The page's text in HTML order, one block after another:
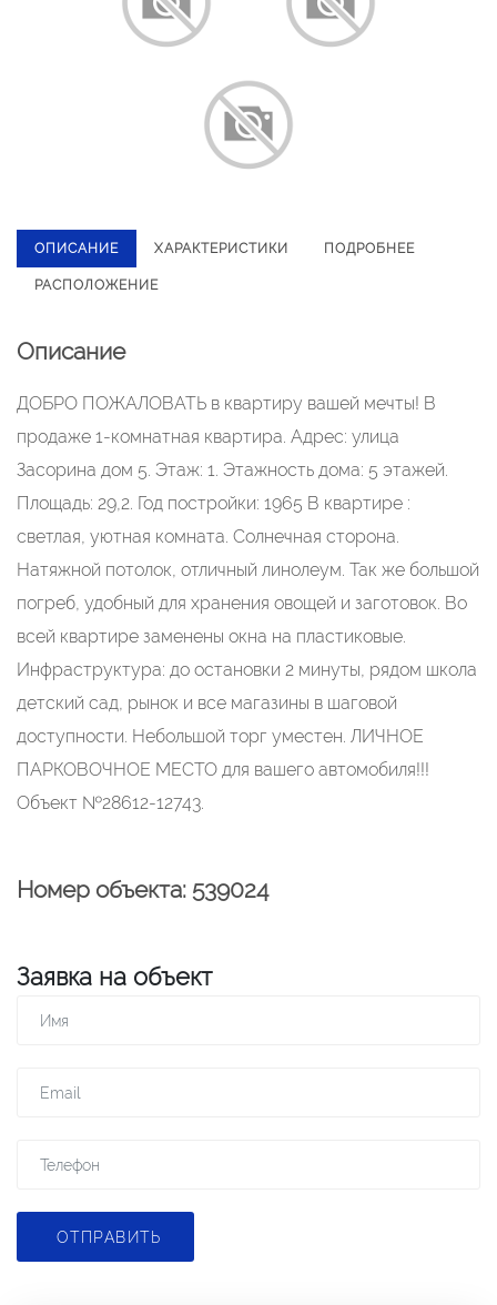
ОПИСАНИЕ ХАРАКТЕРИСТИКИ ПОДРОБНЕЕ
РАСПОЛОЖЕНИЕ
Описание
ДОБРО ПОЖАЛОВАТЬ в квартиру вашей мечты! В
продаже 1-комнатная квартира. Адрес: улица
Засорина дом 5. Этаж: 1. Этажность дома: 5 этажей.
Площадь: 29,2. Год постройки: 1965 В квартире :
светлая, уютная комната. Солнечная сторона.
Натяжной потолок, отличный линолеум. Так же большой
погреб, удобный для хранения овощей и заготовок. Во
всей квартире заменены окна на пластиковые.
Инфраструктура: до остановки 2 минуты, рядом школа
детский сад, рынок и все магазины в шаговой
доступности. Небольшой торг уместен. ЛИЧНОЕ
ПАРКОВОЧНОЕ МЕСТО для вашего автомобиля!!!
Объект №28612-12743.
Номер объекта: 539024
Заявка на объект
ОТПРАВИТЬ